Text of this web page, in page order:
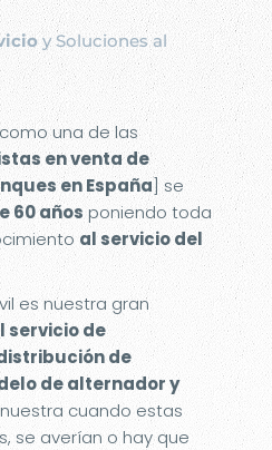
y Soluciones al
una de las
en venta de
en España] se
60 años poniendo toda
al servicio del
es nuestra gran
servicio de
de
de alternador y
cuando estas
se averían o hay que